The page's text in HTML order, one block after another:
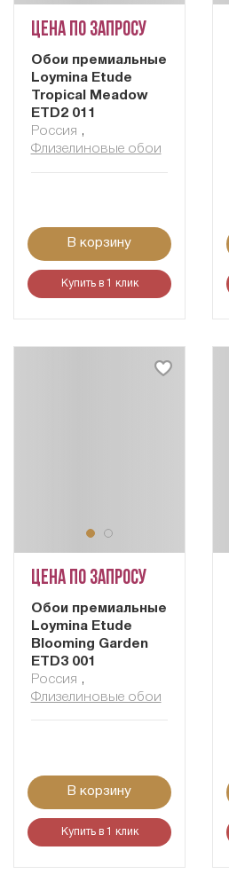
Цена по запросу
Обои премиальные
Loymina Etude
Tropical Meadow
ETD2 011
Россия ,
Флизелиновые обои
В корзину
Купить в 1 клик
Цена по запросу
Обои премиальные
Loymina Etude
Blooming Garden
ETD3 001
Россия ,
Флизелиновые обои
В корзину
Купить в 1 клик